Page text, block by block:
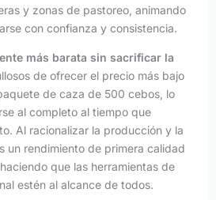
y zonas de pastoreo, animando
con confianza y consistencia.
más barata sin sacrificar la
de ofrecer el precio más bajo
de caza de 500 cebos, lo
al completo al tiempo que
Al racionalizar la producción y la
un rendimiento de primera calidad
que las herramientas de
estén al alcance de todos.